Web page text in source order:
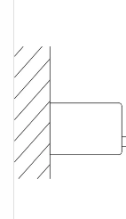
d'étanchéité
avec seuil
(sans
étanchéité
avec matériel